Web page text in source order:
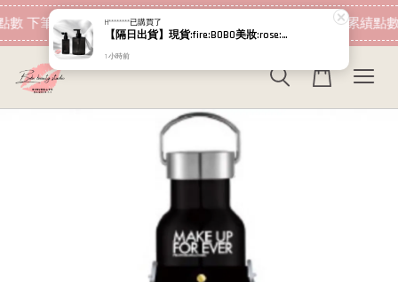
下筆消費即可折抵 現在去購物！ 加入會員 消費即可累績點
H********已購買了
【隔日出貨】現貨:fire:BOBO美妝:rose:專櫃貨 RELOVE 黑泌肽豐盈洗髮精450ml 黑泌肽養髮液 100ml 12%
1 小時前